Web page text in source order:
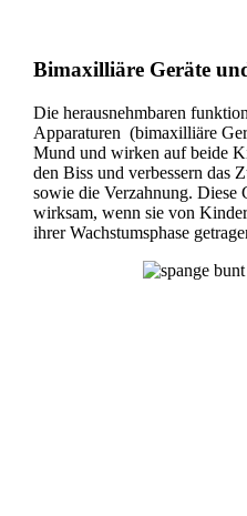
Bimaxilliäre Geräte
Die herausnehmbaren
Apparaturen (bimaxilliäre
Mund und wirken auf beide
den Biss und verbessern das
sowie die Verzahnung. Diese
wirksam, wenn sie von
ihrer Wachstumsphase